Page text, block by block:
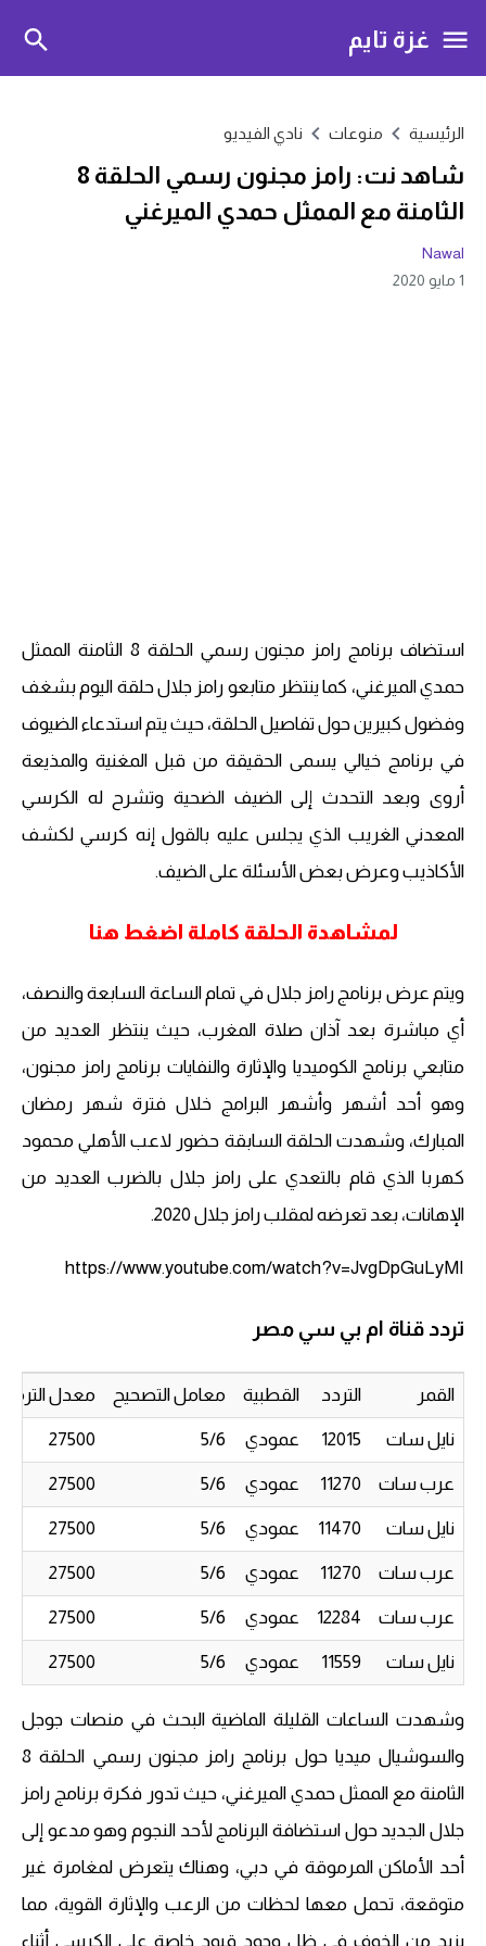
غزة تايم
الرئيسية منوعات نادي الفيديو
شاهد نت: رامز مجنون رسمي الحلقة 8
الثامنة مع الممثل حمدي الميرغني
Nawal
1 مايو 2020
استضاف برنامج رامز مجنون رسمي الحلقة 8 الثامنة الممثل
حمدي الميرغني، كما ينتظر متابعو رامز جلال حلقة اليوم بشغف
وفضول كبيرين حول تفاصيل الحلقة، حيث يتم استدعاء الضيوف
في برنامج خيالي يسمى الحقيقة من قبل المغنية والمذيعة
أروى وبعد التحدث إلى الضيف الضحية وتشرح له الكرسي
المعدني الغريب الذي يجلس عليه بالقول إنه كرسي لكشف
الأكاذيب وعرض بعض الأسئلة على الضيف.
لمشاهدة الحلقة كاملة اضغط هنا
ويتم عرض برنامج رامز جلال في تمام الساعة السابعة والنصف،
أي مباشرة بعد آذان صلاة المغرب، حيث ينتظر العديد من
متابعي برنامج الكوميديا ​​والإثارة والنفايات برنامج رامز مجنون،
وهو أحد أشهر وأشهر البرامج خلال فترة شهر رمضان
المبارك، وشهدت الحلقة السابقة حضور لاعب الأهلي محمود
كهربا الذي قام بالتعدي على رامز جلال بالضرب العديد من
الإهانات، بعد تعرضه لمقلب رامز جلال 2020.
https://www.youtube.com/watch?v=JvgDpGuLyMI
تردد قناة ام بي سي مصر
القمر التردد القطبية معامل التصحيح معدل الترميز
نايل سات 12015 عمودي 5/6
27500
عرب سات 11270 عمودي 5/6
27500
نايل سات 11470 عمودي 5/6
27500
عرب سات 11270 عمودي 5/6
27500
عرب سات 12284 عمودي 5/6
27500
نايل سات 11559 عمودي 5/6
27500
وشهدت الساعات القليلة الماضية البحث في منصات جوجل
والسوشيال ميديا حول برنامج رامز مجنون رسمي الحلقة 8
الثامنة مع الممثل حمدي الميرغني، حيث تدور فكرة برنامج رامز
جلال الجديد حول استضافة البرنامج لأحد النجوم وهو مدعو إلى
أحد الأماكن المرموقة في دبي، وهناك يتعرض لمغامرة غير
متوقعة، تحمل معها لحظات من الرعب والإثارة القوية، مما
يزيد من الخوف في ظل وجود قيود خاصة على الكرسي أثناء